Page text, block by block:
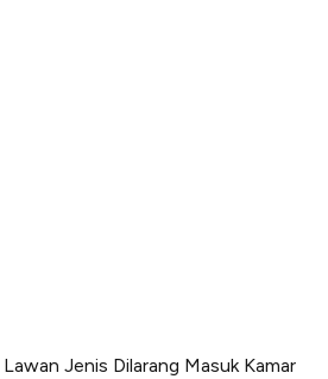
Jenis Dilarang Masuk Kamar